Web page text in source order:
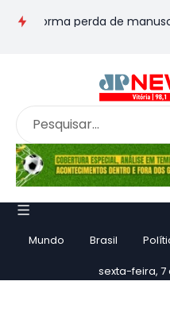
perda de
Mundo Brasil
sexta-feira, 7